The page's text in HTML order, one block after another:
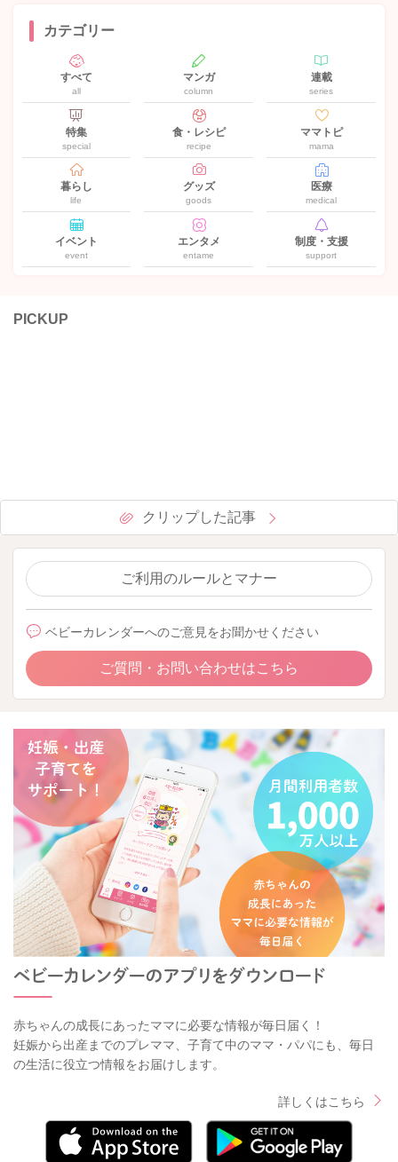
カテゴリー
すべて
all
マンガ
column
連載
series
特集
special
食・レシピ
recipe
ママトピ
mama
暮らし
life
グッズ
goods
医療
medical
イベント
event
エンタメ
entame
制度・支援
support
PICKUP
クリップした記事
ご利用のルールとマナー
ベビーカレンダーへのご意見をお聞かせください
ご質問・お問い合わせはこちら
赤ちゃんの成長にあったママに必要な情報が毎日届く！
妊娠から出産までのプレママ、子育て中のママ・パパにも、毎日
の生活に役立つ情報をお届けします。
詳しくはこちら